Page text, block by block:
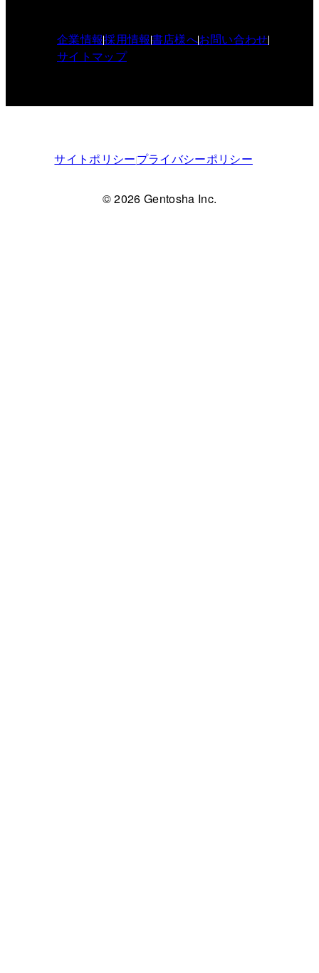
企業情報採用情報書店様へお問い合わせ
サイトマップ
サイトポリシープライバシーポリシー
© 2026 Gentosha Inc.